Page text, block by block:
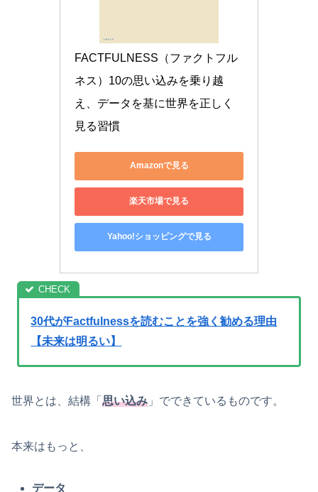
FACTFULNESS（ファクトフル
ネス）10の思い込みを乗り越
え、データを基に世界を正しく
見る習慣
Amazonで見る
楽天市場で見る
Yahoo!ショッピングで見る
30代がFactfulnessを読むことを強く勧める理由
【未来は明るい】
世界とは、結構「 思い込み 」でできているものです。
本来はもっと、
データ